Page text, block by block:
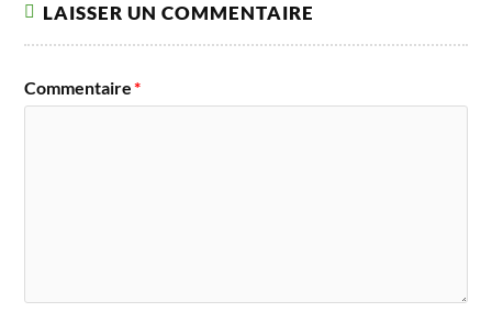
LAISSER UN COMMENTAIRE
Commentaire*